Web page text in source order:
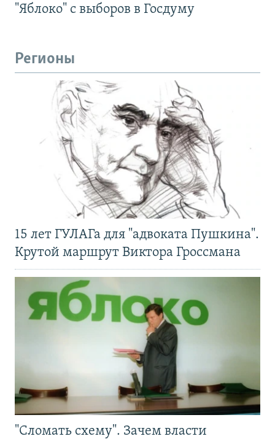
"Яблоко" с выборов в Госдуму
Регионы
15 лет ГУЛАГа для "адвоката Пушкина".
Крутой маршрут Виктора Гроссмана
"Сломать схему". Зачем власти